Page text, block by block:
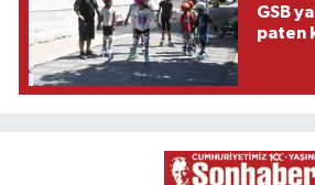
GSB
paten